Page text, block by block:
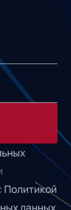
Политикой
данных